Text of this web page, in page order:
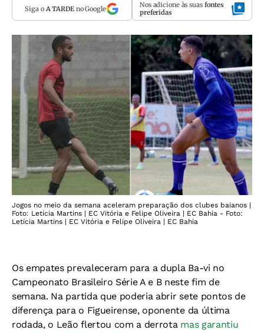
Siga o A TARDEno Google Nos adicione às suas fontes
preferidas
Jogos no meio da semana aceleram preparação dos clubes baianos |
Foto: Letícia Martins | EC Vitória e Felipe Oliveira | EC Bahia - Foto:
Letícia Martins | EC Vitória e Felipe Oliveira | EC Bahia
Os empates prevaleceram para a dupla Ba-vi no
Campeonato Brasileiro Série A e B neste fim de
semana. Na partida que poderia abrir sete pontos de
diferença para o Figueirense, oponente da última
rodada, o Leão flertou com a derrota mas garantiu